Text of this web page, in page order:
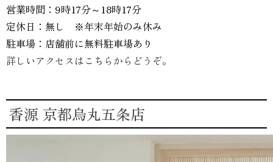
営業時間：9時17分～18時17分
定休日：無し ※年末年始のみ休み
駐車場：店舗前に無料駐車場あり
詳しいアクセスはこちらからどうぞ。
香源 京都烏丸五条店